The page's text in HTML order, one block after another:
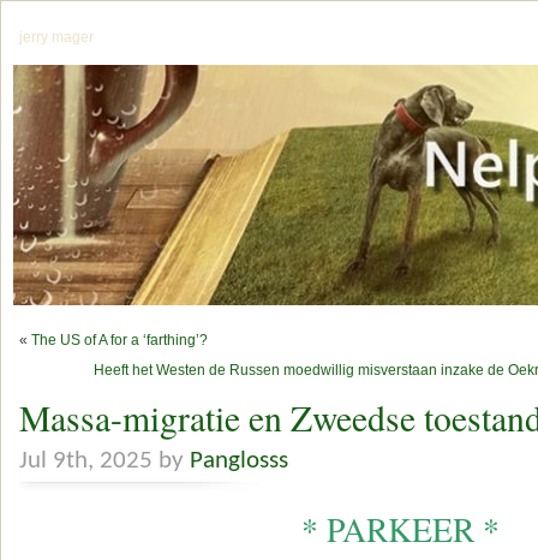
jerry mager
« The US of A for a ‘farthing’?
Heeft het Westen de Russen moedwillig misverstaan inzake de
Massa-migratie en Zweedse
Jul 9th, 2025 by Panglosss
* PARKEER *